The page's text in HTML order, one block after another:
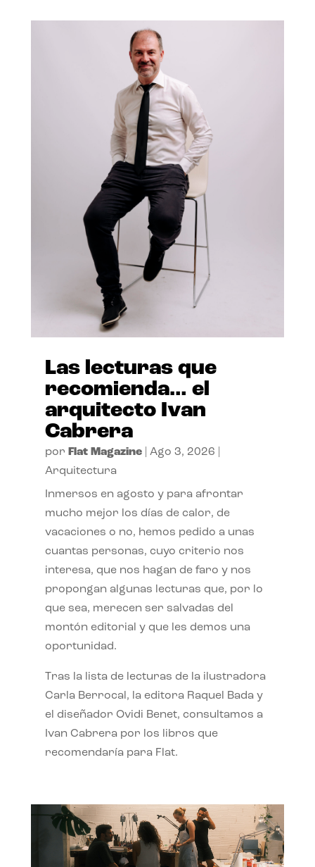
Las lecturas que
recomienda… el
arquitecto Ivan
Cabrera
por Flat Magazine| Ago 3, 2026
Arquitectura
Inmersos en agosto y para afrontar
mucho mejor los días de calor, de
vacaciones o no, hemos pedido a unas
cuantas personas, cuyo criterio nos
interesa, que nos hagan de faro y nos
propongan algunas lecturas que, por lo
que sea, merecen ser salvadas del
montón editorial y que les demos una
oportunidad.
Tras la lista de lecturas de la ilustradora
Carla Berrocal, la editora Raquel Bada y
el diseñador Ovidi Benet, consultamos a
Ivan Cabrera por los libros que
recomendaría para Flat.